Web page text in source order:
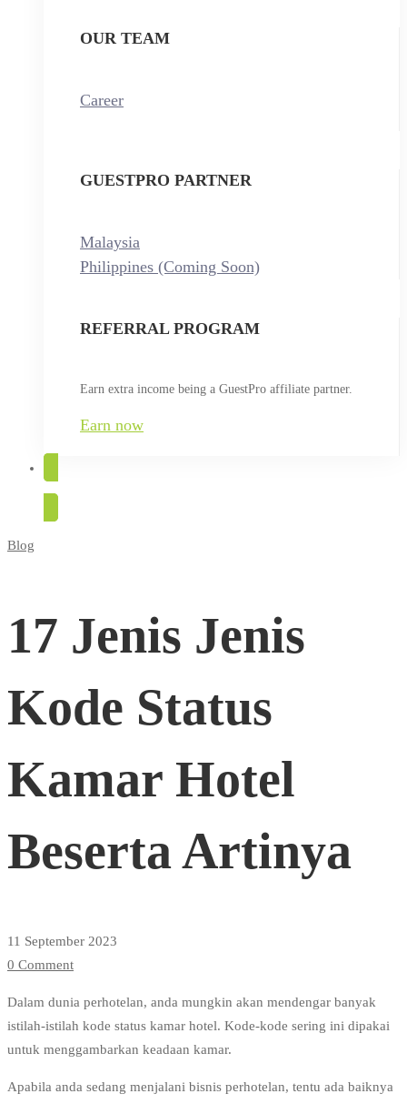
OUR TEAM
Career
GUESTPRO PARTNER
Malaysia
Philippines (Coming Soon)
REFERRAL PROGRAM
Earn extra income being a GuestPro affiliate partner.
Earn now
17
Jenis
Jenis
Status
Kamar
Hotel
Beserta
Artinya
Blog
17 Jenis Jenis
Kode Status
Kamar Hotel
Beserta Artinya
11 September 2023
0 Comment
Dalam dunia perhotelan, anda mungkin akan mendengar banyak
istilah-istilah kode status kamar hotel. Kode-kode sering ini dipakai
untuk menggambarkan keadaan kamar.
Apabila anda sedang menjalani bisnis perhotelan, tentu ada baiknya